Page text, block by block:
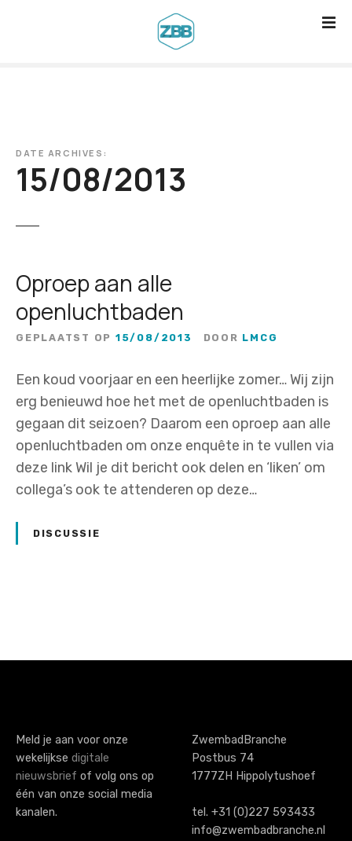
DATE ARCHIVES:
15/08/2013
Oproep aan alle
openluchtbaden
GEPLAATST OP 15/08/2013 DOOR LMCG
Een koud voorjaar en een heerlijke zomer… Wij zijn
erg benieuwd hoe het met de openluchtbaden is
gegaan dit seizoen? Daarom een oproep aan alle
openluchtbaden om onze enquête in te vullen via
deze link Wil je dit bericht ook delen en ‘liken’ om
collega’s ook te attenderen op deze…
DISCUSSIE
o
s
n
a
Meld je aan voor onze
wekelijkse digitale
nieuwsbrief of volg ons op
één van onze social media
kanalen.
ZwembadBranche
Postbus 74
1777ZH Hippolytushoef
tel. +31 (0)227 593433
info@zwembadbranche.nl